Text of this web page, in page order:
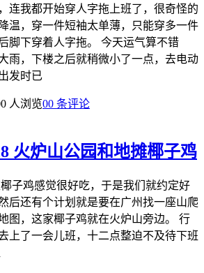
连我都开始穿人字拖上班了，很奇怪的
温，穿一件短袖太单薄，只能穿多一件
脚下穿着人字拖。 今天运气算不错
雨，下楼之后就稍微小了一点，去电动
发时已
0 人浏览00 条评论
火炉山公园和地摊椰子鸡
子鸡感觉很好吃，于是我们就约定好
后还有个计划就是要在广州找一座山爬
图，这家椰子鸡就在火炉山旁边。 行
上了一会儿班，十二点整迫不及待下班